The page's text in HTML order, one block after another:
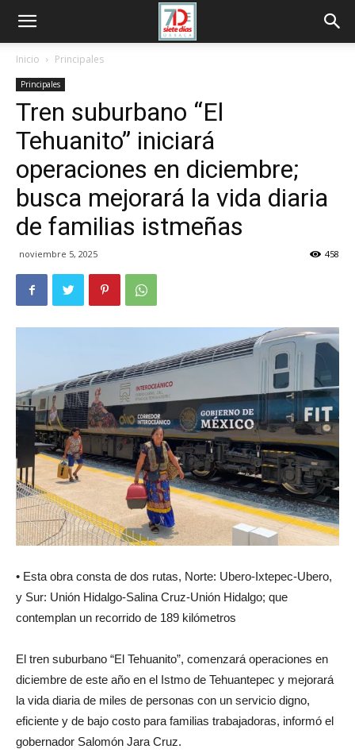
Inicio Principales
Principales
Tren suburbano “El
Tehuanito” iniciará
operaciones en diciembre;
busca mejorará la vida diaria
de familias istmeñas
noviembre 5, 2025 458
• Esta obra consta de dos rutas, Norte: Ubero-Ixtepec-Ubero,
y Sur: Unión Hidalgo-Salina Cruz-Unión Hidalgo; que
contemplan un recorrido de 189 kilómetros
El tren suburbano “El Tehuanito”, comenzará operaciones en
diciembre de este año en el Istmo de Tehuantepec y mejorará
la vida diaria de miles de personas con un servicio digno,
eficiente y de bajo costo para familias trabajadoras, informó el
gobernador Salomón Jara Cruz.